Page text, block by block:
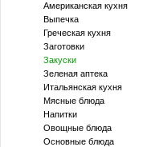
Американская кухня
Выпечка
Греческая кухня
Заготовки
Закуски
Зеленая аптека
Итальянская кухня
Мясные блюда
Напитки
Овощные блюда
Основные блюда